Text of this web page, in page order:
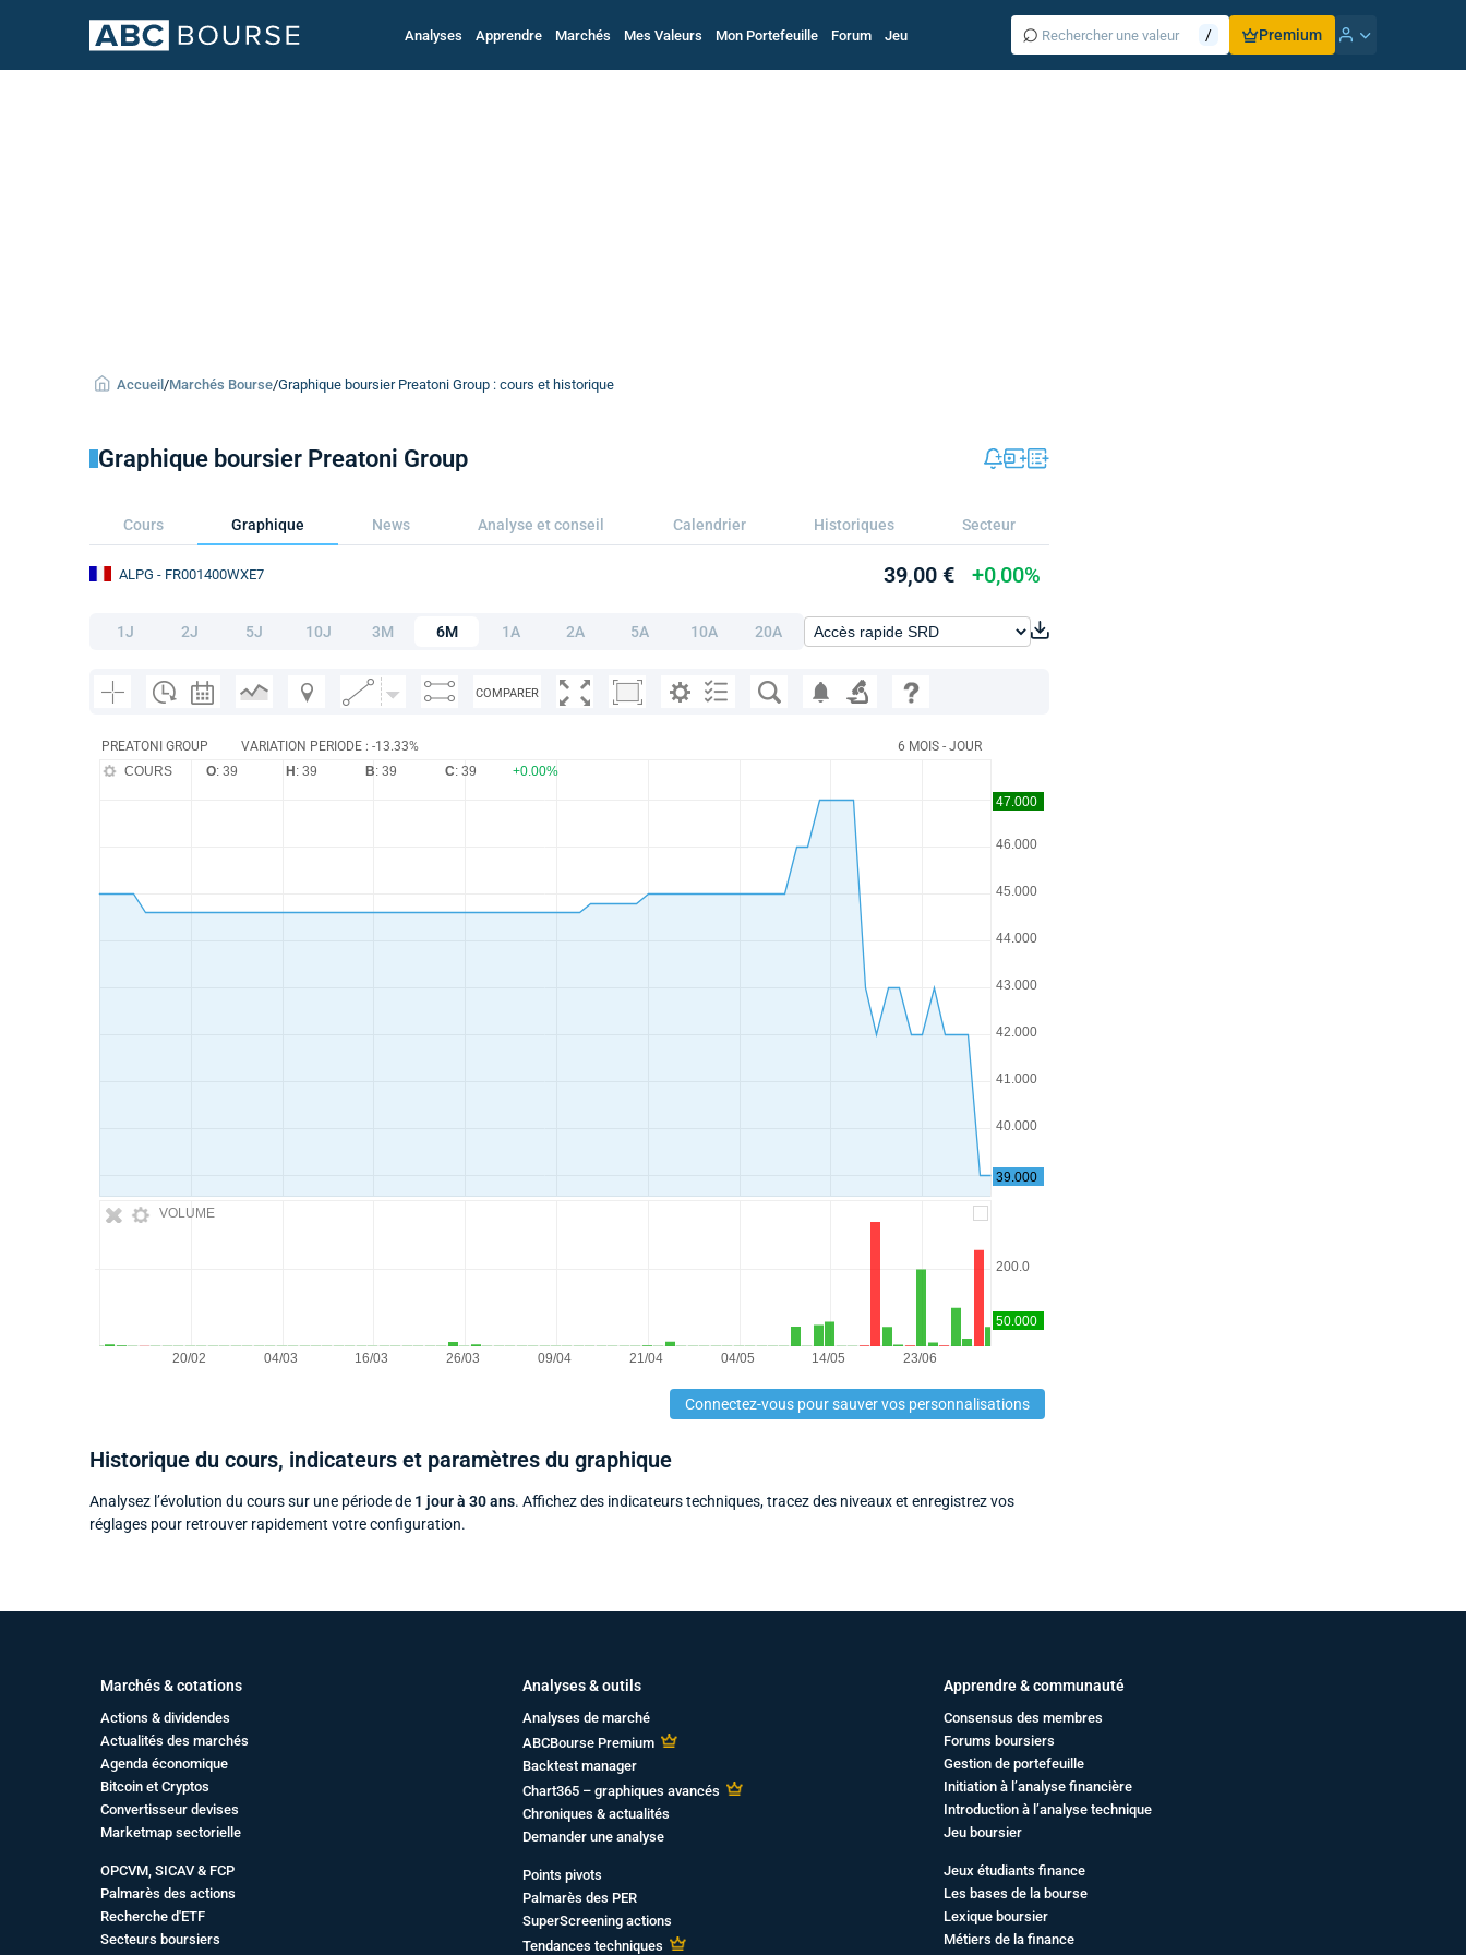
Analyses Apprendre Marchés Mes Valeurs Mon Portefeuille Forum Jeu ⌕ / Premium
Accueil /Marchés Bourse/Graphique boursier Preatoni Group : cours et historique
Graphique boursier Preatoni Group
Cours Graphique News Analyse et conseil Calendrier Historiques Secteur
ALPG - FR001400WXE7 39,00 € +0,00%
1J 2J 5J 10J 3M 6M 1A 2A 5A 10A 20A
COMPARER
PREATONI GROUP VARIATION PERIODE : -13.33% 6 MOIS - JOUR
VOLUME
COURS O: 39 H : 39 B: 39 C: 39 +0.00%
Connectez-vous pour sauver vos personnalisations
Historique du cours, indicateurs et paramètres du graphique
Analysez l’évolution du cours sur une période de 1 jour à 30 ans. Affichez des indicateurs techniques, tracez des niveaux et enregistrez vos
réglages pour retrouver rapidement votre configuration.
Marchés & cotations
Actions & dividendes
Actualités des marchés
Agenda économique
Bitcoin et Cryptos
Convertisseur devises
Marketmap sectorielle
OPCVM, SICAV & FCP
Palmarès des actions
Recherche d'ETF
Secteurs boursiers
Analyses & outils
Analyses de marché
ABCBourse Premium
Backtest manager
Chart365 – graphiques avancés
Chroniques & actualités
Demander une analyse
Points pivots
Palmarès des PER
SuperScreening actions
Tendances techniques
Apprendre & communauté
Consensus des membres
Forums boursiers
Gestion de portefeuille
Initiation à l’analyse financière
Introduction à l’analyse technique
Jeu boursier
Jeux étudiants finance
Les bases de la bourse
Lexique boursier
Métiers de la finance